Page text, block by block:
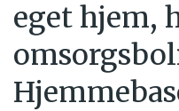
eget hjem,